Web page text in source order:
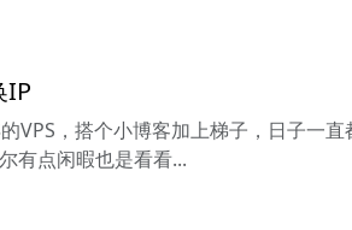
IP
VPS，搭个小博客加上梯子，日子一
有点闲暇也是看看...